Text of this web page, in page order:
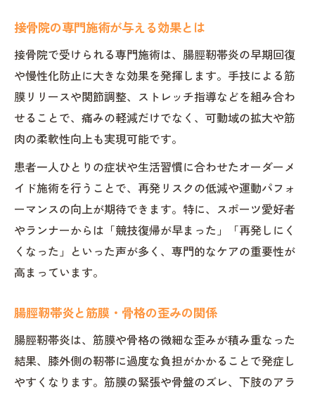
接骨院の専門施術が与える効果とは
接骨院で受けられる専門施術は、腸脛靭帯炎の早期回復
や慢性化防止に大きな効果を発揮します。手技による筋
膜リリースや関節調整、ストレッチ指導などを組み合わ
せることで、痛みの軽減だけでなく、可動域の拡大や筋
肉の柔軟性向上も実現可能です。
患者一人ひとりの症状や生活習慣に合わせたオーダーメ
イド施術を行うことで、再発リスクの低減や運動パフォ
ーマンスの向上が期待できます。特に、スポーツ愛好者
やランナーからは「競技復帰が早まった」「再発しにく
くなった」といった声が多く、専門的なケアの重要性が
高まっています。
腸脛靭帯炎と筋膜・骨格の歪みの関係
腸脛靭帯炎は、筋膜や骨格の微細な歪みが積み重なった
結果、膝外側の靭帯に過度な負担がかかることで発症し
やすくなります。筋膜の緊張や骨盤のズレ、下肢のアラ